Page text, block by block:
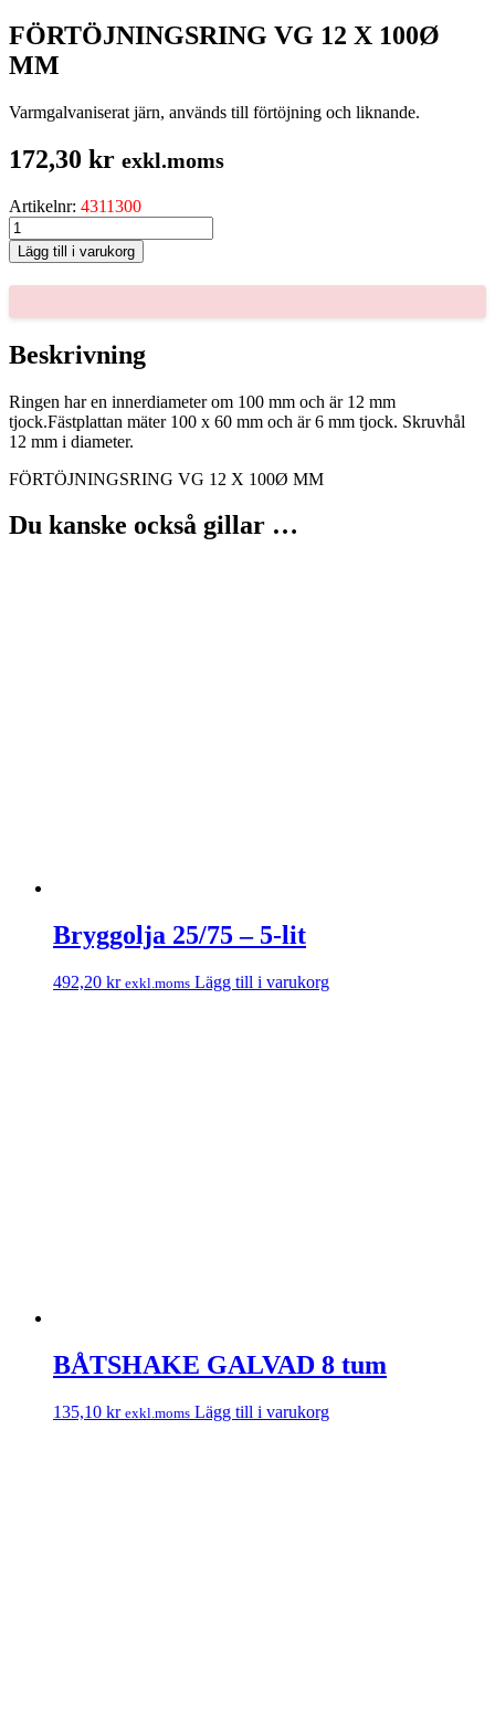
FÖRTÖJNINGSRING VG 12 X 100Ø
MM
Varmgalvaniserat järn, används till förtöjning och liknande.
172,30 kr exkl.moms
Artikelnr: 4311300
FÖRTÖJNINGSRING
VG
12
X
MM
mängd
Lägg till i varukorg
Beskrivning
Ringen har en innerdiameter om 100 mm och är 12 mm
tjock.Fästplattan mäter 100 x 60 mm och är 6 mm tjock. Skruvhål
12 mm i diameter.
FÖRTÖJNINGSRING VG 12 X 100Ø MM
Du kanske också gillar …
Bryggolja 25/75 – 5-lit
492,20 kr exkl.moms Lägg till i varukorg
BÅTSHAKE GALVAD 8 tum
135,10 kr exkl.moms Lägg till i varukorg